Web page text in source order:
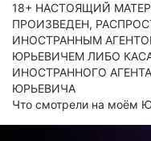
18+ НАСТОЯЩИЙ
ПРОИЗВЕДЕН,
ИНОСТРАННЫМ
ЮРЬЕВИЧЕМ ЛИБО
ИНОСТРАННОГО
ЮРЬЕВИЧА
Что смотрели на моём